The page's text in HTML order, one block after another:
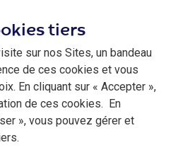
tiers
sur nos Sites, un bandeau
de ces cookies et vous
En cliquant sur « Accepter »,
de ces cookies. En
», vous pouvez gérer et